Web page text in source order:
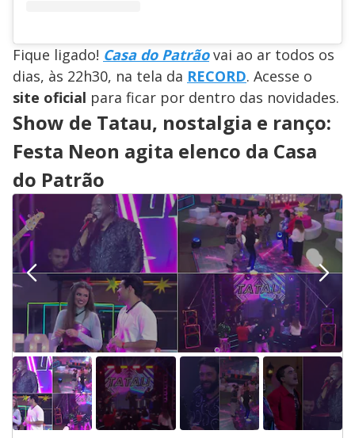
Fique ligado! Casa do Patrãovai ao ar todos os
dias, às 22h30, na tela da RECORD. Acesse o
site oficial para ficar por dentro das novidades.
Show de Tatau, nostalgia e ranço:
Festa Neon agita elenco da Casa
do Patrão